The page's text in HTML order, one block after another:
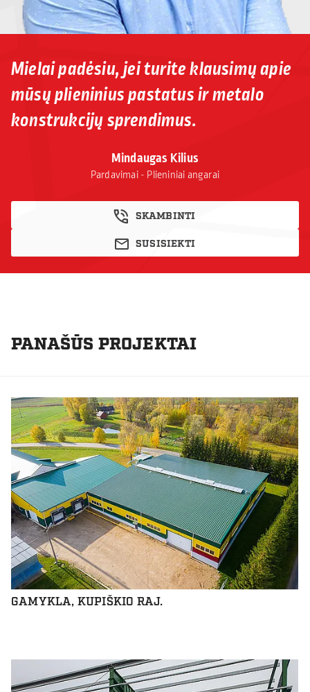
Mindaugas Kilius
Pardavimai - Plieniniai angarai
SKAMBINTI
SUSISIEKTI
Mielai padėsiu, jei turite klausimų apie
mūsų plieninius pastatus ir metalo
konstrukcijų sprendimus.
PANAŠŪS PROJEKTAI
GAMYKLA, KUPIŠKIO RAJ.